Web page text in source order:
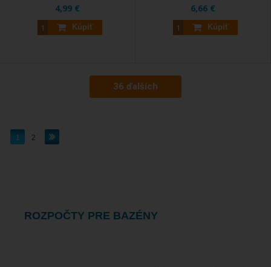
4,99 €
Kúpiť
6,66 €
Kúpiť
36 ďalších
1 2
ROZPOČTY PRE BAZÉNY